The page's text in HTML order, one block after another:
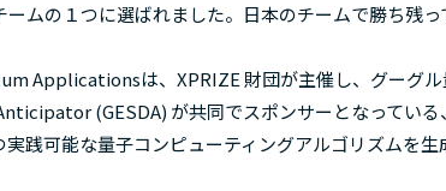
ームの１つに選ばれました。日本のチームで勝ち残っ
Applicationsは、XPRIZE 財団が主催し、グーグ
(GESDA) が共同でスポンサーとなってい
践可能な量子コンピューティングアルゴリズムを